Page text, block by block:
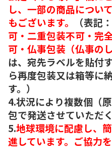
し、一部の商品につい
もございます。
（表記：
可・二重包装不可・完
可・仏事包装（仏事の
は、宛先ラベルを貼付
ら再度包装又は箱等に
す。）
4.状況により複数個（
包で発送させていただ
5.地球環境に配慮し、
進しています。ご協力